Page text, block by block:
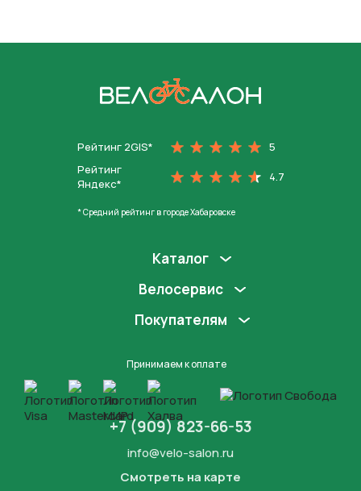
Рейтинг 2GIS*
5
Рейтинг
Яндекс*
4.7
* Средний рейтинг в городе Хабаровске
Каталог
Велосервис
Покупателям
Принимаем к оплате
+7 (909) 823-66-53
info@velo-salon.ru
Смотреть на карте